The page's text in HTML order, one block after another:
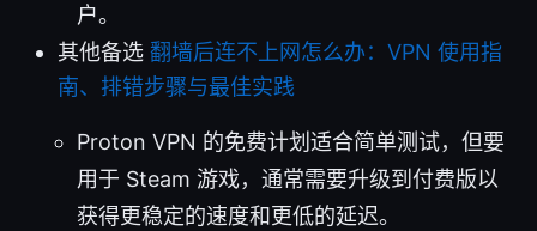
户。
其他备选 翻墙后连不上网怎么办：VPN 使用指
南、排错步骤与最佳实践
Proton VPN 的免费计划适合简单测试，但要
用于 Steam 游戏，通常需要升级到付费版以
获得更稳定的速度和更低的延迟。